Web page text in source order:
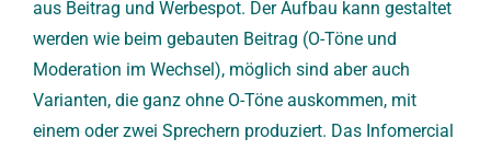
aus Beitrag und Werbespot. Der Aufbau kann gestaltet
werden wie beim gebauten Beitrag (O-Töne und
Moderation im Wechsel), möglich sind aber auch
Varianten, die ganz ohne O-Töne auskommen, mit
einem oder zwei Sprechern produziert. Das Infomercial